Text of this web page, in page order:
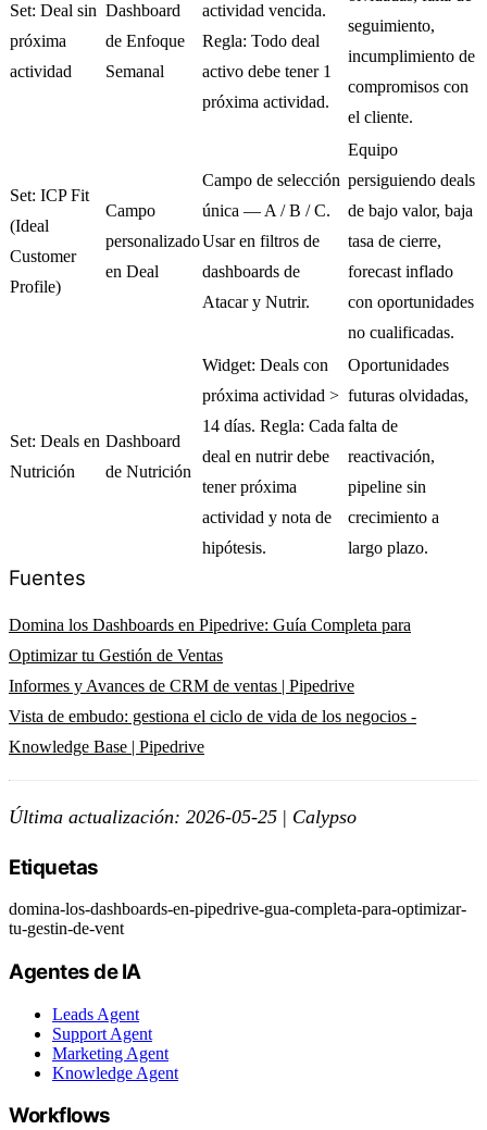
Set: Deal sin
próxima
actividad
Dashboard
de Enfoque
Semanal
actividad vencida.
Regla: Todo deal
activo debe tener 1
próxima actividad.
seguimiento,
incumplimiento de
compromisos con
el cliente.
Set: ICP Fit
(Ideal
Customer
Profile)
Campo
personalizado
en Deal
Campo de selección
única — A / B / C.
Usar en filtros de
dashboards de
Atacar y Nutrir.
Equipo
persiguiendo deals
de bajo valor, baja
tasa de cierre,
forecast inflado
con oportunidades
no cualificadas.
Set: Deals en
Nutrición
Dashboard
de Nutrición
Widget: Deals con
próxima actividad >
14 días. Regla: Cada
deal en nutrir debe
tener próxima
actividad y nota de
hipótesis.
Oportunidades
futuras olvidadas,
falta de
reactivación,
pipeline sin
crecimiento a
largo plazo.
Fuentes
Domina los Dashboards en Pipedrive: Guía Completa para
Optimizar tu Gestión de Ventas
Informes y Avances de CRM de ventas | Pipedrive
Vista de embudo: gestiona el ciclo de vida de los negocios -
Knowledge Base | Pipedrive
Última actualización: 2026-05-25 | Calypso
Etiquetas
domina-los-dashboards-en-pipedrive-gua-completa-para-optimizar-
tu-gestin-de-vent
Agentes de IA
Leads Agent
Support Agent
Marketing Agent
Knowledge Agent
Workflows